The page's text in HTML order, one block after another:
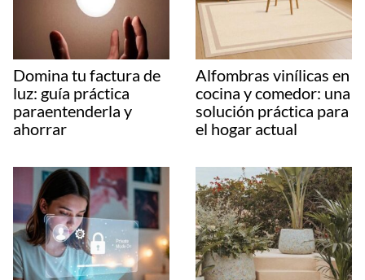
Domina tu factura de
luz: guía práctica
paraentenderla y
ahorrar
Alfombras vinílicas en
cocina y comedor: una
solución práctica para
el hogar actual